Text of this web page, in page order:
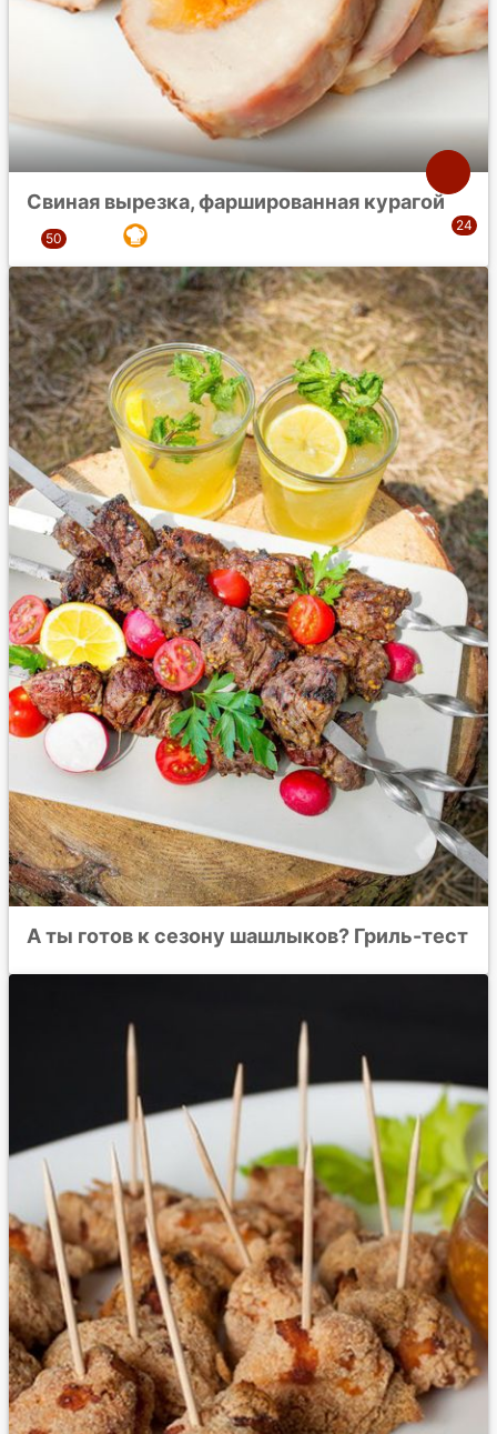
Свиная вырезка, фаршированная курагой
А ты готов к сезону шашлыков? Гриль-тест